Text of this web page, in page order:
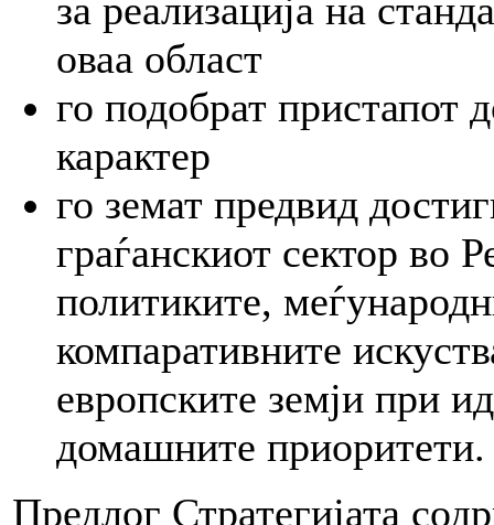
за реализација на
оваа област
го подобрат пристапот
карактер
го земат предвид
граѓанскиот сектор во
политиките,
компаративните
европските земји при
домашните приоритети.
Предлог Стратегијата